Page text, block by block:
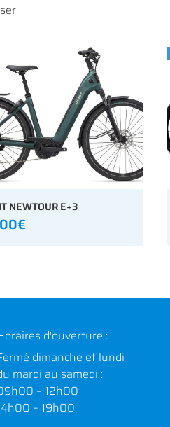
NEWTOUR E+3
d'ouverture :
dimanche et lundi
mardi au samedi :
– 12h00
– 19h00